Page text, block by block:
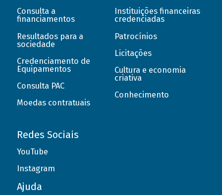
Consulta a
financiamentos
Resultados para a
sociedade
Credenciamento de
Equipamentos
Consulta PAC
Moedas contratuais
Instituições financeiras
credenciadas
Patrocínios
Licitações
Cultura e economia
criativa
Conhecimento
Redes Sociais
YouTube
Instagram
Ajuda